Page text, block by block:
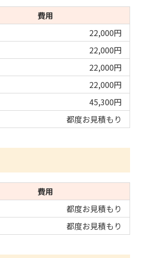
費用
22,000円
22,000円
22,000円
22,000円
45,300円
都度お見積もり
費用
都度お見積もり
都度お見積もり